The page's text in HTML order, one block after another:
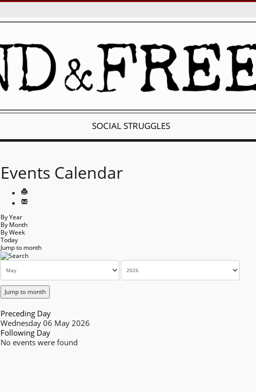
SOCIAL STRUGGLES
Events Calendar
By Year
By Month
By Week
Today
Jump to month
Jump to month
Preceding Day
Wednesday 06 May 2026
Following Day
No events were found